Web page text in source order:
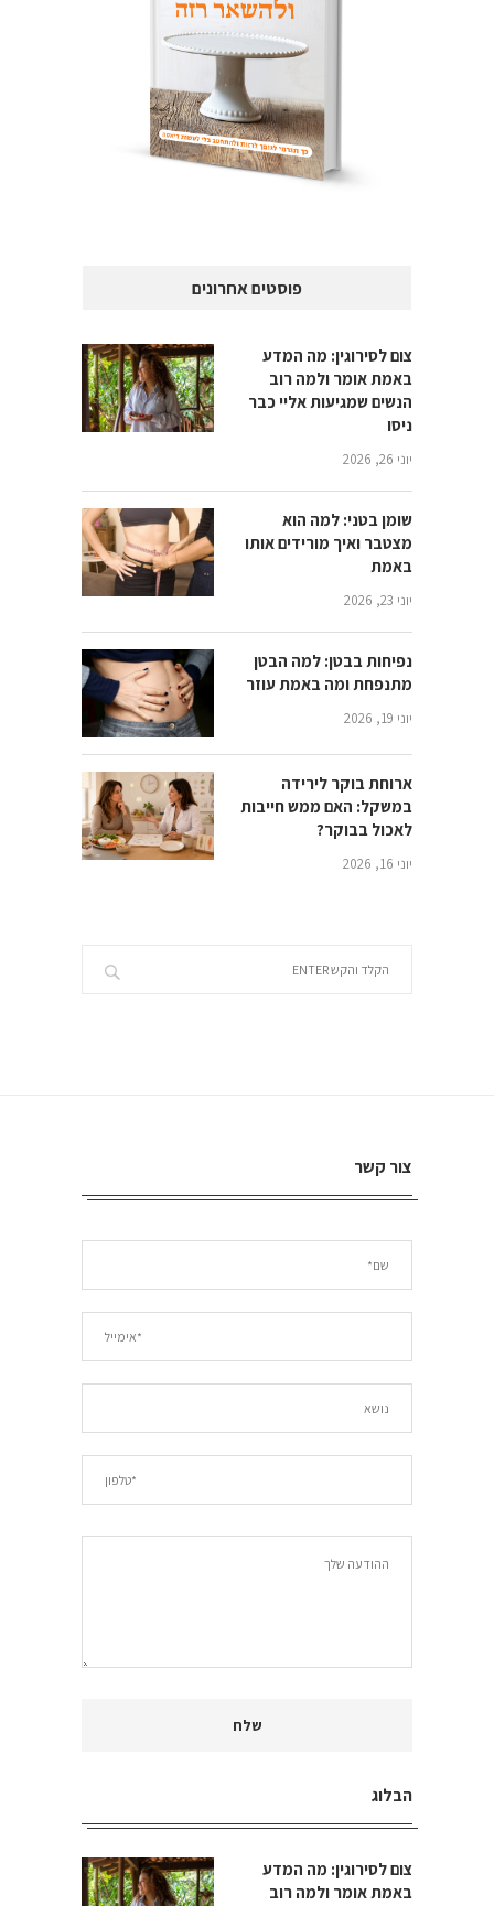
פוסטים אחרונים
צום לסירוגין: מה המדע
באמת אומר ולמה רוב
הנשים שמגיעות אליי כבר
ניסו
יוני 26, 2026
שומן בטני: למה הוא
מצטבר ואיך מורידים אותו
באמת
יוני 23, 2026
נפיחות בבטן: למה הבטן
מתנפחת ומה באמת עוזר
יוני 19, 2026
ארוחת בוקר לירידה
במשקל: האם ממש חייבות
לאכול בבוקר?
יוני 16, 2026
צור קשר
הבלוג
צום לסירוגין: מה המדע
באמת אומר ולמה רוב